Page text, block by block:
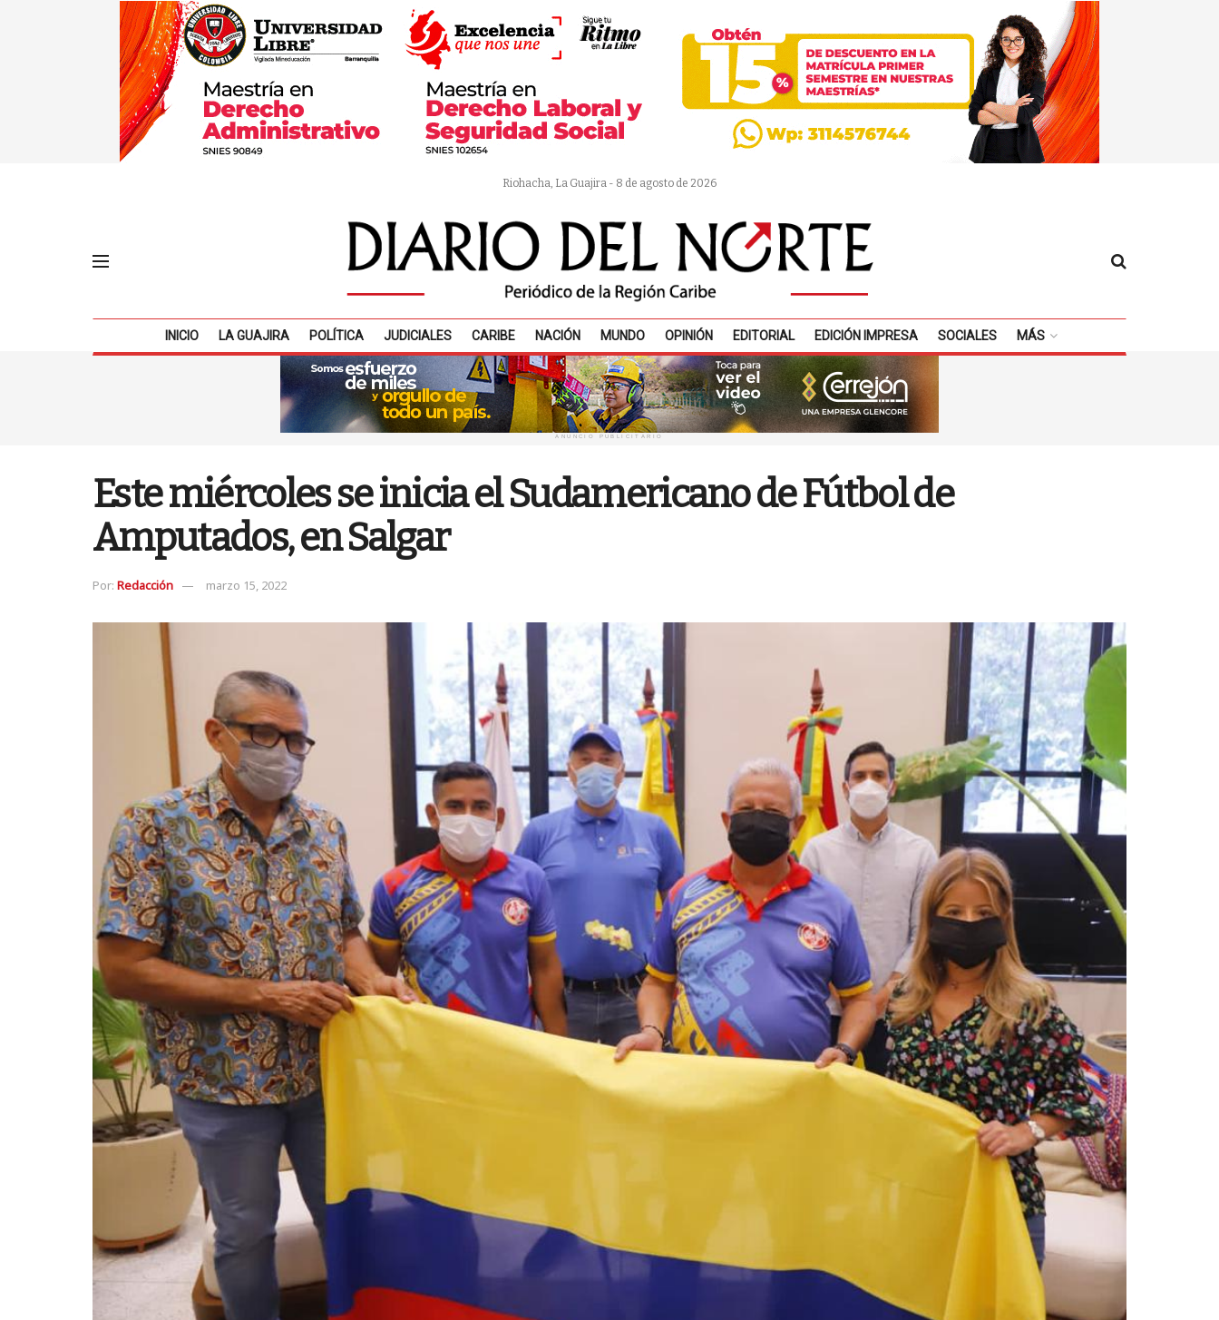
Riohacha, La Guajira - 8 de agosto de 2026
INICIO LA GUAJIRA POLÍTICA JUDICIALES CARIBE NACIÓN MUNDO OPINIÓN EDITORIAL EDICIÓN IMPRESA SOCIALES MÁS
ANUNCIO PUBLICITARIO
Este miércoles se inicia el Sudamericano de Fútbol de
Amputados, en Salgar
Por: Redacción marzo 15, 2022